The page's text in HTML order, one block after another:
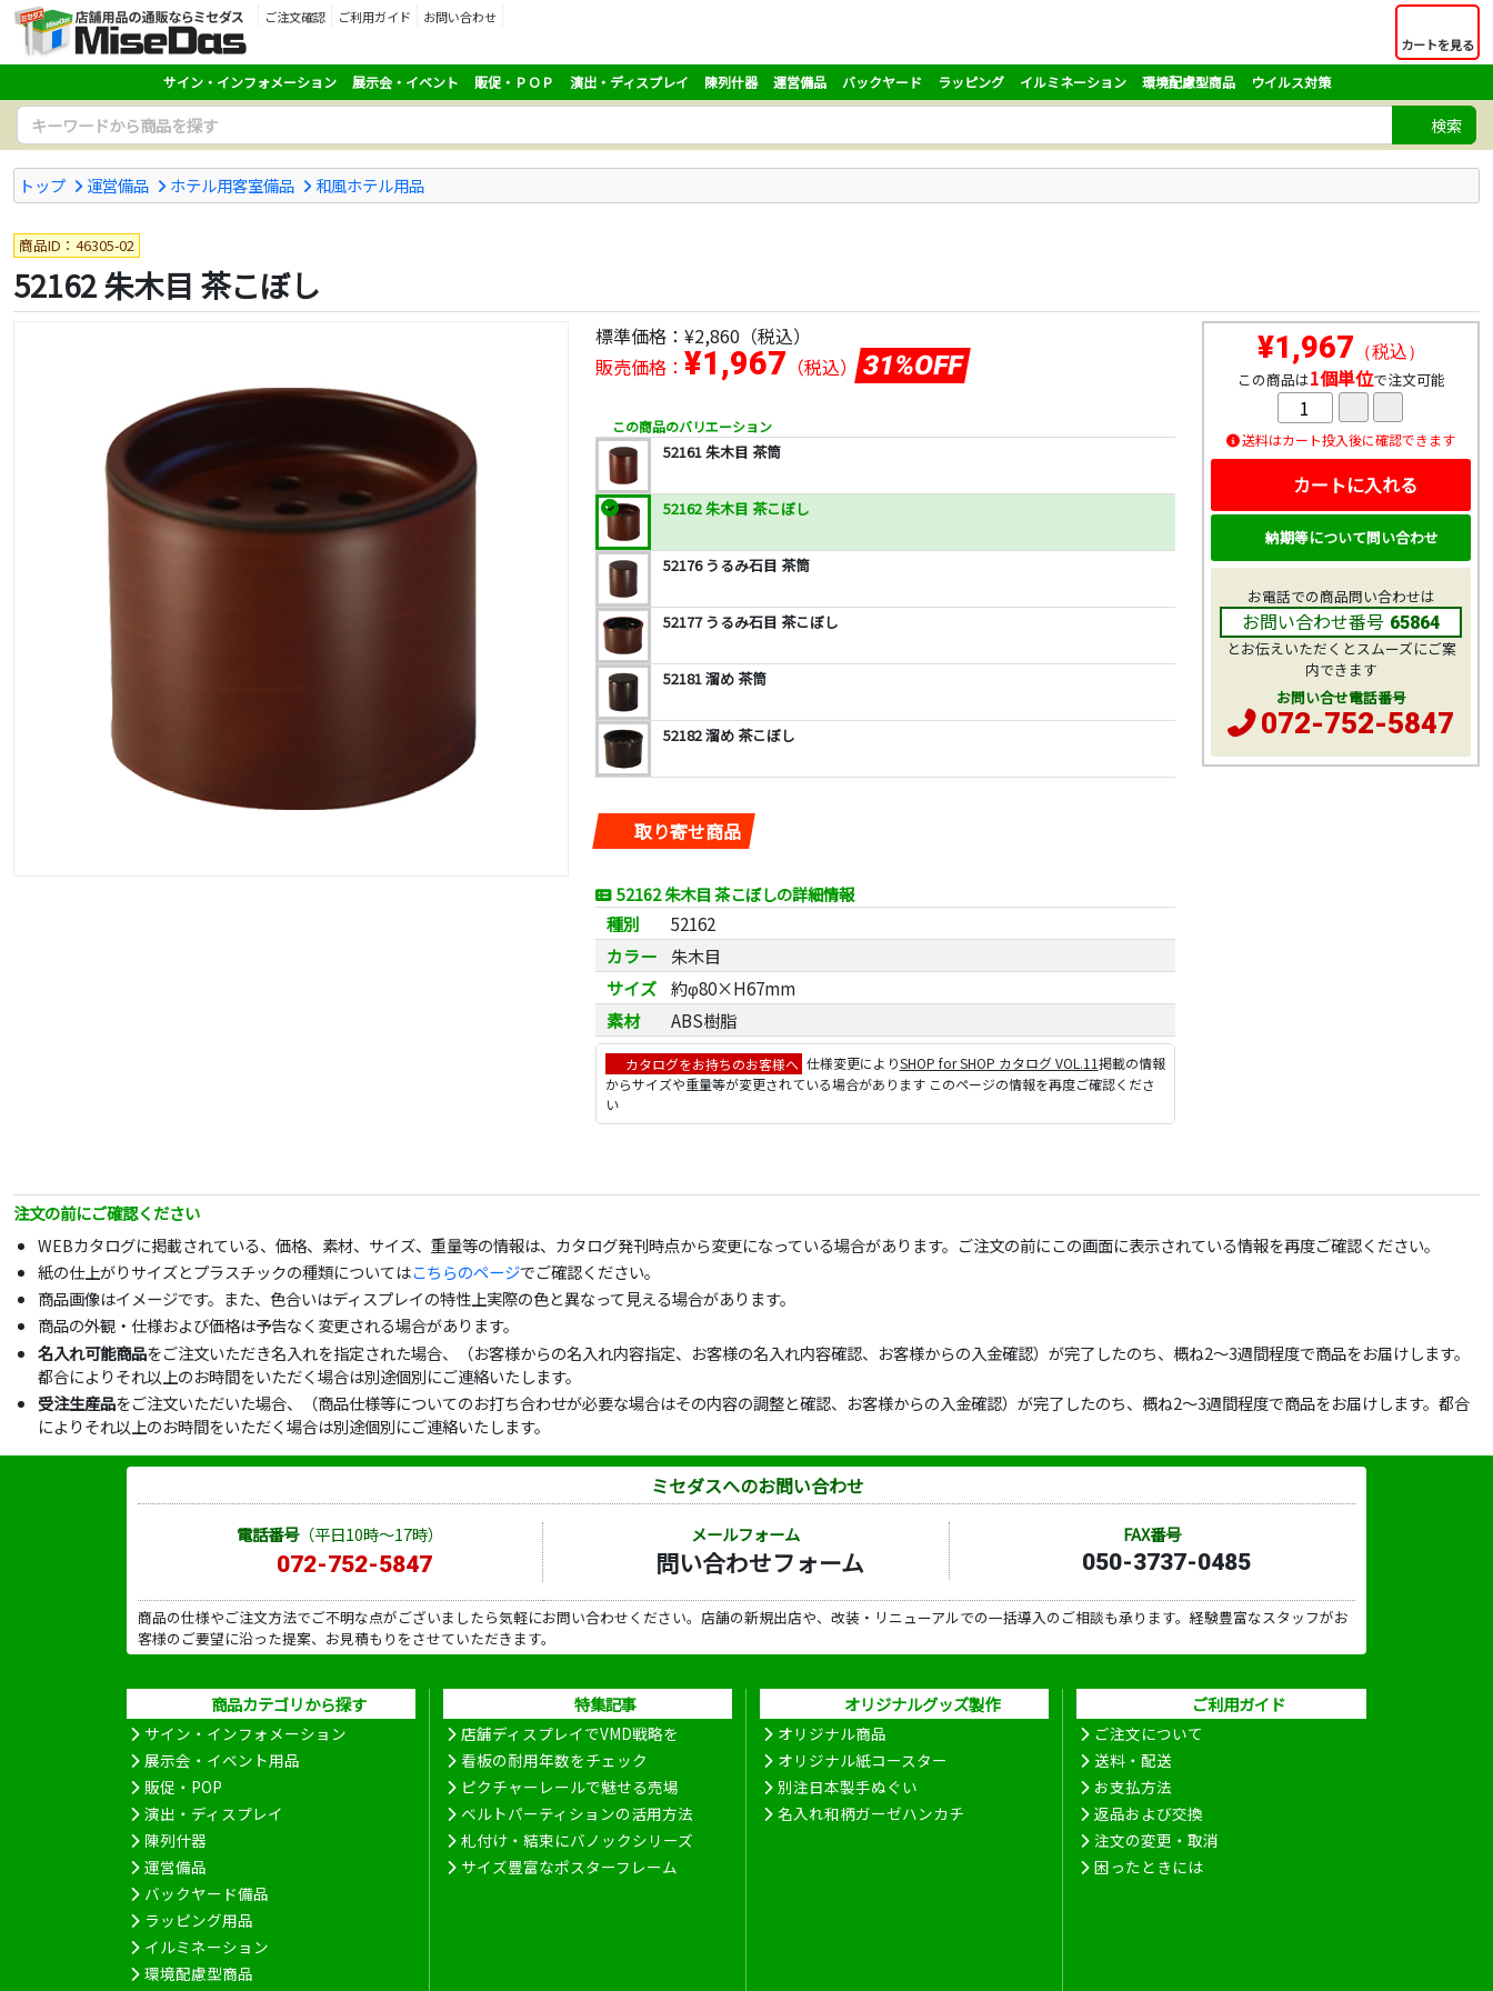
ご注文確認 ご利用ガイド
お問い合わせ
カートを見る
サイン・インフォメーション 展示会・イベント 販促・ＰＯＰ 演出・ディスプレイ 陳列什器 運営備品 バックヤード ラッピング イルミネーション 環境配慮型商品 ウイルス対策
検索
トップ 運営備品 ホテル用客室備品 和風ホテル用品
商品ID：46305-02
52162 朱木目 茶こぼし
標準価格： ¥2,860 （税込）
販売価格： ¥1,967 （税込） 31%OFF
この商品のバリエーション
52161 朱木目 茶筒
52162 朱木目 茶こぼし
52176 うるみ石目 茶筒
52177 うるみ石目 茶こぼし
52181 溜め 茶筒
52182 溜め 茶こぼし
取り寄せ商品
52162 朱木目 茶こぼしの詳細情報
種別
52162
カラー
朱木目
サイズ 約φ80×H67mm
素材
ABS樹脂
カタログをお持ちのお客様へ 仕様変更によりSHOP for SHOP カタログ VOL.11掲載の情報
からサイズや重量等が変更されている場合があります このページの情報を再度ご確認くださ
い
¥1,967 （税込）
この商品は1個単位で注文可能
送料はカート投入後に確認できます
カートに入れる
納期等について問い合わせ
お電話での商品問い合わせは
お問い合わせ番号 65864
とお伝えいただくとスムーズにご案
内できます
お問い合せ電話番号
072-752-5847
注文の前にご確認ください
WEBカタログに掲載されている、価格、素材、サイズ、重量等の情報は、カタログ発刊時点から変更になっている場合があります。ご注文の前にこの画面に表示されている情報を再度ご確認ください。
紙の仕上がりサイズとプラスチックの種類についてはこちらのページでご確認ください。
商品画像はイメージです。また、色合いはディスプレイの特性上実際の色と異なって見える場合があります。
商品の外観・仕様および価格は予告なく変更される場合があります。
名入れ可能商品をご注文いただき名入れを指定された場合、（お客様からの名入れ内容指定、お客様の名入れ内容確認、お客様からの入金確認）が完了したのち、概ね2～3週間程度で商品をお届けします。
都合によりそれ以上のお時間をいただく場合は別途個別にご連絡いたします。
受注生産品をご注文いただいた場合、（商品仕様等についてのお打ち合わせが必要な場合はその内容の調整と確認、お客様からの入金確認）が完了したのち、概ね2～3週間程度で商品をお届けします。都合
によりそれ以上のお時間をいただく場合は別途個別にご連絡いたします。
ミセダスへのお問い合わせ
電話番号（平日10時～17時）
072-752-5847
メールフォーム
問い合わせフォーム
FAX番号
050-3737-0485
商品の仕様やご注文方法でご不明な点がございましたら気軽にお問い合わせください。店舗の新規出店や、改装・リニューアルでの一括導入のご相談も承ります。経験豊富なスタッフがお
客様のご要望に沿った提案、お見積もりをさせていただきます。
商品カテゴリから探す
サイン・インフォメーション
展示会・イベント用品
販促・POP
演出・ディスプレイ
陳列什器
運営備品
バックヤード備品
ラッピング用品
イルミネーション
環境配慮型商品
特集記事
店舗ディスプレイでVMD戦略を
看板の耐用年数をチェック
ピクチャーレールで魅せる売場
ベルトパーティションの活用方法
札付け・結束にバノックシリーズ
サイズ豊富なポスターフレーム
オリジナルグッズ製作
オリジナル商品
オリジナル紙コースター
別注日本製手ぬぐい
名入れ和柄ガーゼハンカチ
ご利用ガイド
ご注文について
送料・配送
お支払方法
返品および交換
注文の変更・取消
困ったときには